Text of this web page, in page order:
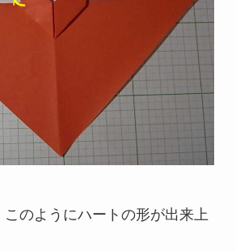
このようにハートの形が出来上